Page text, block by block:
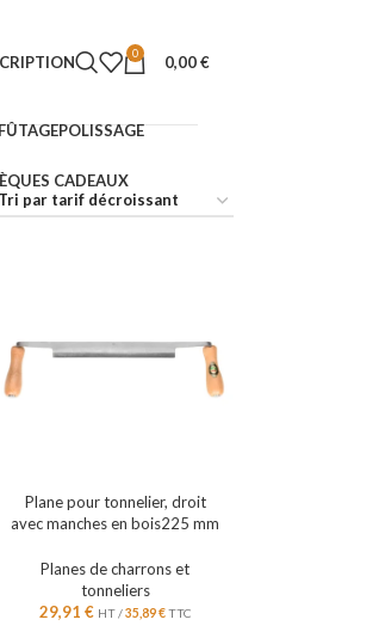
0 0,00€
POLISSAGE
CADEAUX
Plane pour tonnelier, droit
avec manches en bois225 mm
Planes de charrons et
tonneliers
29,91 € HT /35,89€TTC